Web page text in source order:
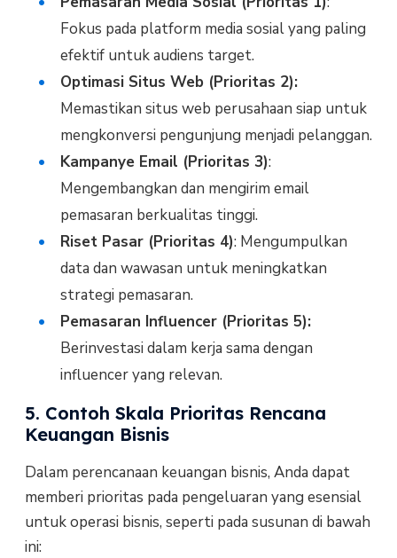
Fokus pada platform media sosial yang paling
efektif untuk audiens target.
Optimasi Situs Web (Prioritas 2):
Memastikan situs web perusahaan siap untuk
mengkonversi pengunjung menjadi pelanggan.
Kampanye Email (Prioritas 3):
Mengembangkan dan mengirim email
pemasaran berkualitas tinggi.
Riset Pasar (Prioritas 4): Mengumpulkan
data dan wawasan untuk meningkatkan
strategi pemasaran.
Pemasaran Influencer (Prioritas 5):
Berinvestasi dalam kerja sama dengan
influencer yang relevan.
5. Contoh Skala Prioritas Rencana
Keuangan Bisnis
Dalam perencanaan keuangan bisnis, Anda dapat
memberi prioritas pada pengeluaran yang esensial
untuk operasi bisnis, seperti pada susunan di bawah
ini: